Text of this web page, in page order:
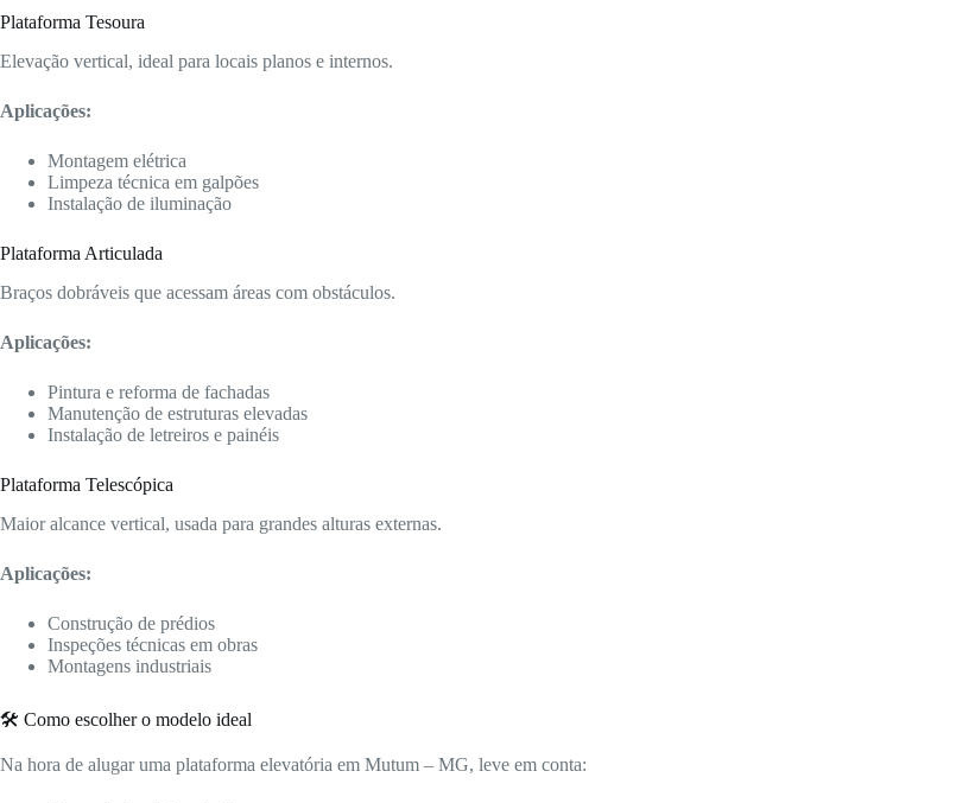
Plataforma Tesoura
Elevação vertical, ideal para locais planos e internos.
Aplicações:
Montagem elétrica
Limpeza técnica em galpões
Instalação de iluminação
Plataforma Articulada
Braços dobráveis que acessam áreas com obstáculos.
Aplicações:
Pintura e reforma de fachadas
Manutenção de estruturas elevadas
Instalação de letreiros e painéis
Plataforma Telescópica
Maior alcance vertical, usada para grandes alturas externas.
Aplicações:
Construção de prédios
Inspeções técnicas em obras
Montagens industriais
🛠️ Como escolher o modelo ideal
Na hora de alugar uma plataforma elevatória em Mutum – MG, leve em conta: